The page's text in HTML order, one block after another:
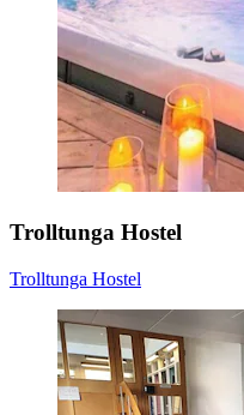
Trolltunga Hostel
Trolltunga Hostel